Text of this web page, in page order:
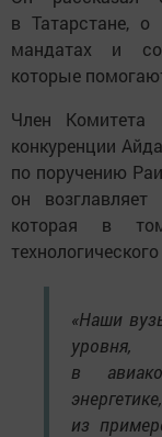
в Татарстане, о
мандатах и
которые
Член Комитета
конкуренции
по поручению
он
которая в
«Наши
в
из